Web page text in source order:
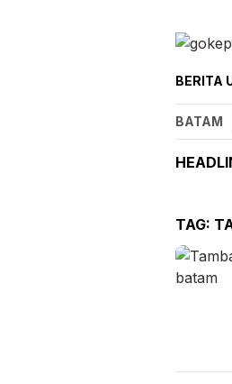
BERITA
BATAM
TAG: